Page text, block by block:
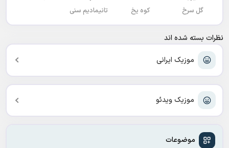
موزیک ایرانی
موزیک ویدئو
موضوعات
گل سرخ کوه یخ تانیمادیم سنی
نظرات بسته شده اند